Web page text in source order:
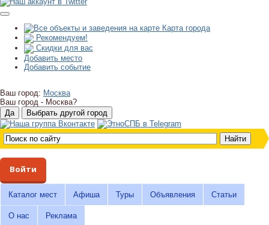
Карта города
Рекомендуем!
Скидки для вас
Добавить место
Добавить событие
Ваш город: Москва
Ваш город - Москва?
Войти
Каталог мест Афиша Туры Объявления Статьи
О нас Реклама